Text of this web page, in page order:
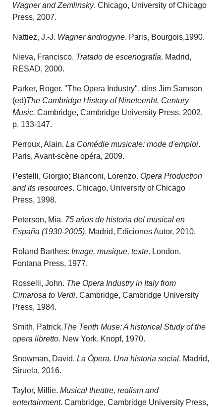
Wagner and Zemlinsky. Chicago, University of Chicago
Press, 2007.
Nattiez, J.-J. Wagner androgyne. Paris, Bourgois,1990.
Nieva, Francisco. Tratado de escenografía. Madrid,
RESAD, 2000.
Parker, Roger. "The Opera Industry", dins Jim Samson
(ed)The Cambridge History of Nineteenht. Century
Music. Cambridge, Cambridge University Press, 2002,
p. 133-147.
Perroux, Alain.La Comédie musicale: mode d'emploi.
Paris, Avant-scène opéra, 2009.
Pestelli, Giorgio; Bianconi, Lorenzo. Opera Production
and its resources. Chicago, University of Chicago
Press, 1998.
Peterson, Mia. 75 años de historia del musical en
España (1930-2005). Madrid, Ediciones Autor, 2010.
Roland Barthes: Image, musique, texte. London,
Fontana Press, 1977.
Rosselli, John. The Opera Industry in Italy from
Cimarosa to Verdi. Cambridge, Cambridge University
Press, 1984.
Smith, Patrick.The Tenth Muse: A historical Study of the
opera libretto. New York. Knopf, 1970.
Snowman, David.La Ópera. Una historia social. Madrid,
Siruela, 2016.
Taylor, Millie.Musical theatre, realism and
entertainment. Cambridge, Cambridge University Press,